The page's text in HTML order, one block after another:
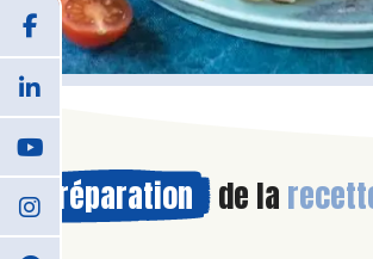
Préparation de la